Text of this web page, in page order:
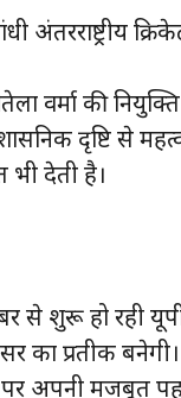
अंतरराष्ट्रीय
वर्मा की
दृष्टि से
देती है।
से शुरू हो रही
का प्रतीक बनेगी।
पर अपनी मजबूत